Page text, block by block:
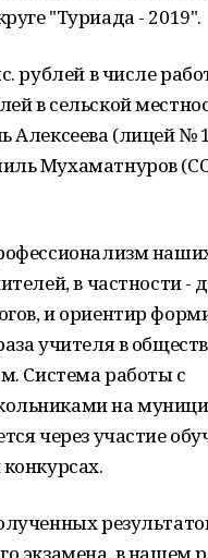
"Туриада - 2019".
рублей в числе
в сельской
Алексеева (лицей №
Мухаматнуров
в частности -
и ориентир
учителя в
Система работы с
на
через участие